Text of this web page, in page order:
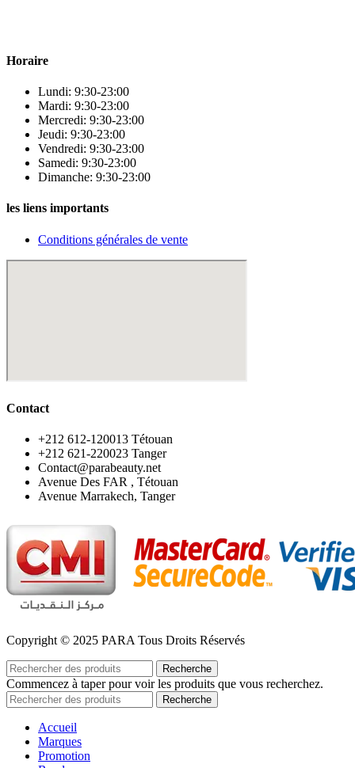
Horaire
Lundi: 9:30-23:00
Mardi: 9:30-23:00
Mercredi: 9:30-23:00
Jeudi: 9:30-23:00
Vendredi: 9:30-23:00
Samedi: 9:30-23:00
Dimanche: 9:30-23:00
les liens importants
Conditions générales de vente
Contact
‪+212 612-120013 Tétouan
‪+212 621-220023 Tanger
Contact@parabeauty.net
Avenue Des FAR , Tétouan
Avenue Marrakech, Tanger
Copyright © 2025 PARA Tous Droits Réservés
Recherche
Commencez à taper pour voir les produits que vous recherchez.
Recherche
Accueil
Marques
Promotion